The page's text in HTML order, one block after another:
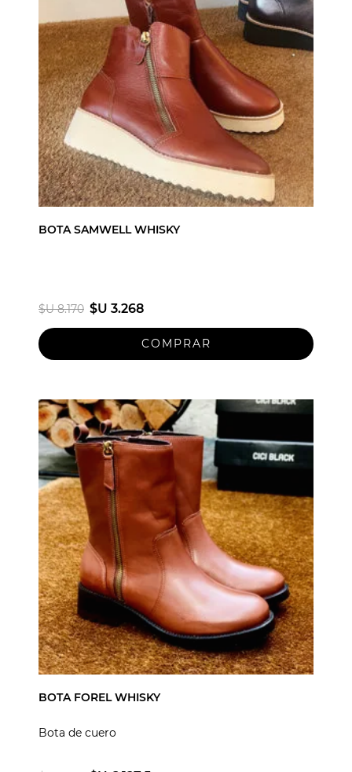
BOTA SAMWELL WHISKY
$U 8.170 $U 3.268
BOTA FOREL WHISKY
Bota de cuero